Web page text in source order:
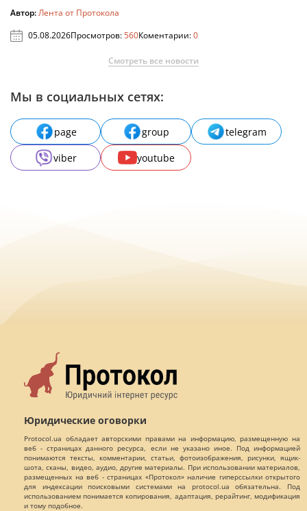
Автор:Лента от Протокола
05.08.2026Просмотров:560Коментарии:0
Смотреть все новости
Мы в социальных сетях:
page group
telegram
viber
youtube
Юридические оговорки
Protocol.ua обладает авторскими правами на информацию, размещенную на
веб - страницах данного ресурса, если не указано иное. Под информацией
понимаются тексты, комментарии, статьи, фотоизображения, рисунки, ящик-
шота, сканы, видео, аудио, другие материалы. При использовании материалов,
размещенных на веб - страницах «Протокол» наличие гиперссылки открытого
для индексации поисковыми системами на protocol.ua обязательна. Под
использованием понимается копирования, адаптация, рерайтинг, модификация
и тому подобное.